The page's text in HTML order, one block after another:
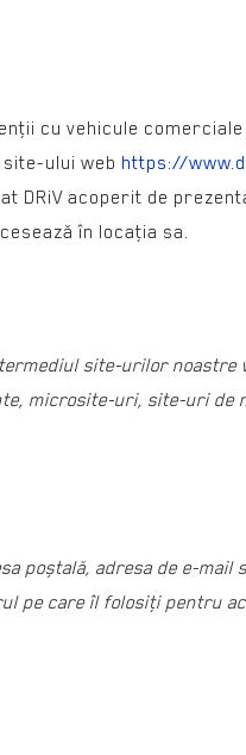
cu vehicule
ului web https://
DRiV acoperit de
în locaţia sa.
site-urilor noastre
microsite-uri, site-uri de
poștală, adresa de e-mail
pe care îl folosiţi pentru